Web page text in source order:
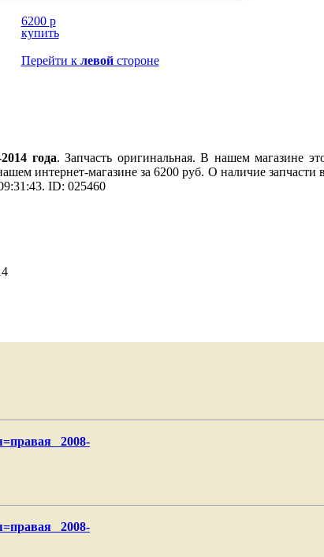
6200 p
купить
Перейти к левойстороне
года. Запчасть оригинальная. В нашем магазине
интернет-магазине за 6200 руб. О наличие
ID: 025460
2008-
2008-